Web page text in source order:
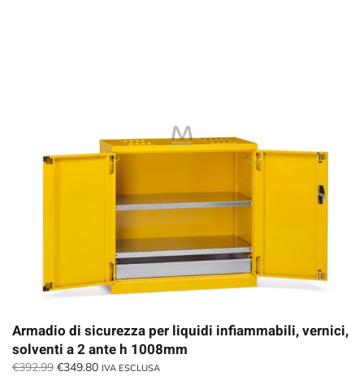
Armadio di sicurezza per liquidi infiammabili, vernici,
solventi a 2 ante h 1008mm
€392.99 Il
€349.80IlIVA ESCLUSA